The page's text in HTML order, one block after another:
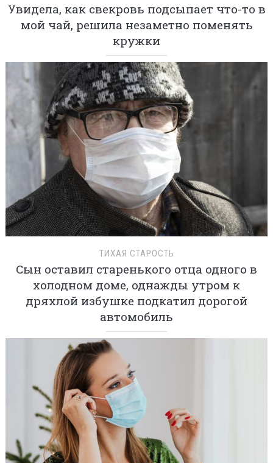
Увидела, как свекровь подсыпает что-то в
мой чай, решила незаметно поменять
кружки
ТИХАЯ СТАРОСТЬ
Сын оставил старенького отца одного в
холодном доме, однажды утром к
дряхлой избушке подкатил дорогой
автомобиль